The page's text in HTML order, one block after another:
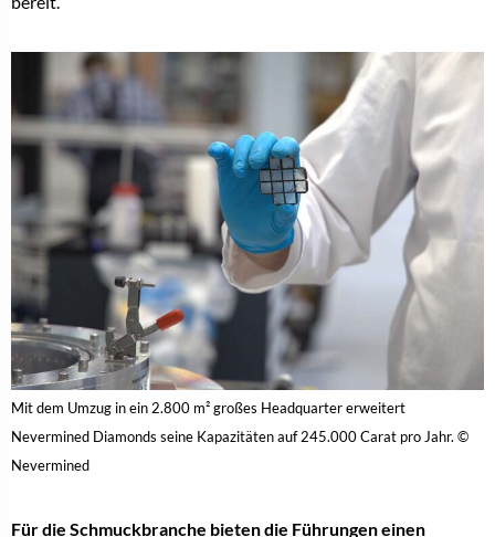
Mit dem Umzug in ein 2.800 m² großes Headquarter erweitert
Nevermined Diamonds seine Kapazitäten auf 245.000 Carat pro Jahr. ©
Nevermined
Für die Schmuckbranche bieten die Führungen einen